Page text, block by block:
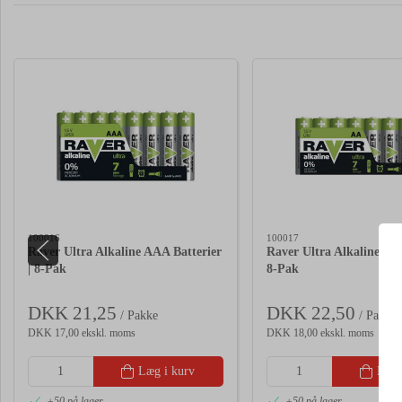
100016
Raver Ultra Alkaline AAA Batterier
| 8-Pak
DKK 21,25 / Pakke
DKK 17,00 ekskl. moms
Læg i kurv
100017
Raver Ultra Alkaline AA
8-Pak
DKK 22,50 / Pakke
DKK 18,00 ekskl. moms
Læg